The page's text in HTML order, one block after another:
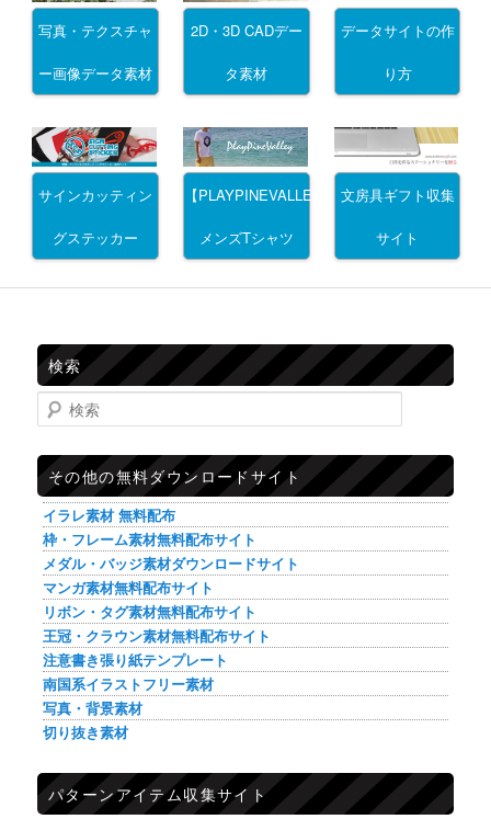
写真・テクスチャ
ー画像データ素材
2D・3D CADデー
タ素材
データサイトの作
り方
サインカッティン
グステッカー
【PLAYPINEVALLEY】
メンズTシャツ
文房具ギフト収集
サイト
検索
検索
その他の無料ダウンロードサイト
イラレ素材 無料配布
枠・フレーム素材無料配布サイト
メダル・バッジ素材ダウンロードサイト
マンガ素材無料配布サイト
リボン・タグ素材無料配布サイト
王冠・クラウン素材無料配布サイト
注意書き張り紙テンプレート
南国系イラストフリー素材
写真・背景素材
切り抜き素材
パターンアイテム収集サイト